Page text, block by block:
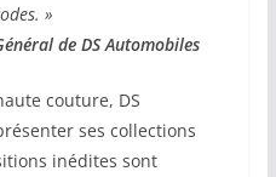
»
de DS Automobiles
couture, DS
ses collections
inédites sont